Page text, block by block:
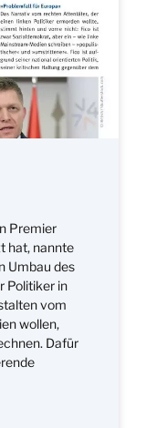
Premier
hat, nannte
Umbau des
Politiker in
vom
wollen,
Dafür